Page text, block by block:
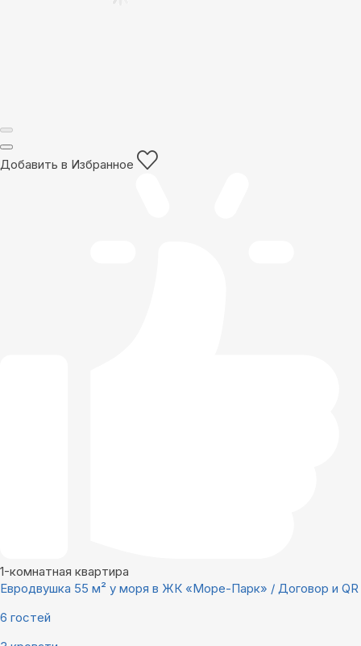
Добавить в Избранное
1-комнатная квартира
Евродвушка 55 м² у моря в ЖК «Море-Парк» / Договор и QR
6 гостей